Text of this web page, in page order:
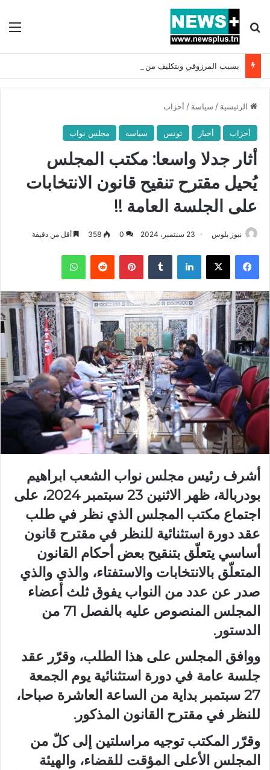
بحث عن
الرئيسية / سياسة / أحزاب
أحزاب أخبار تونس سياسة مجلس نواب
أثار جدلا واسعا: مكتب المجلس
يُحيل مقترح تنقيح قانون الانتخابات
على الجلسة العامة !!
نيوز بلوس 23 سبتمبر، 2024 0
358 أقل من دقيقة
فيسبوك X لينكدإن بينتيريست واتساب
أشرف رئيس مجلس نواب الشعب ابراهيم
بودربالة، ظهر الاثنين 23 سبتمبر 2024، على
اجتماع مكتب المجلس الذي نظر في طلب
عقد دورة استثنائية للنظر في مقترح قانون
أساسي يتعلّق بتنقيح بعض أحكام القانون
المتعلّق بالانتخابات والاستفتاء، والذي والذي
صدر عن عدد من النواب يفوق ثلث أعضاء
المجلس المنصوص عليه بالفصل 71 من
الدستور.
ووافق المجلس على هذا الطلب، وقرّر عقد
جلسة عامة في دورة استثنائية يوم الجمعة
27 سبتمبر بداية من الساعة العاشرة صباحا،
للنظر في مقترح القانون المذكور.
وقرّر المكتب توجيه مراسلتين إلى كلّ من
المجلس الأعلى المؤقت للقضاء، والهيئة